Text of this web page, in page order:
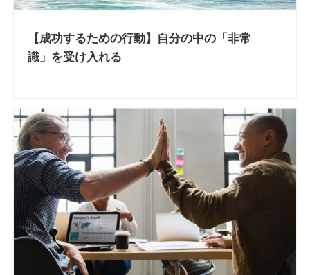
【成功するための行動】自分の中の「非常
識」を受け入れる